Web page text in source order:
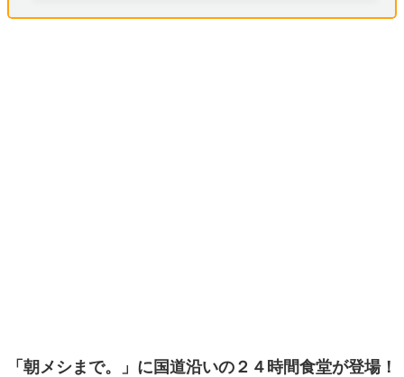
「朝メシまで。」に 国道沿いの２４時間食堂が登場！